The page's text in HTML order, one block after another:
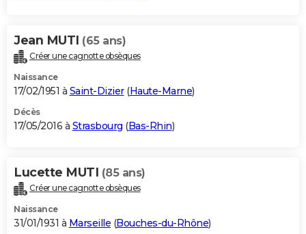
Jean MUTI (65 ans)
Créer une cagnotte obsèques
Naissance
17/02/1951 à Saint-Dizier(Haute-Marne)
Décès
17/05/2016 à Strasbourg (Bas-Rhin)
Lucette MUTI (85 ans)
Créer une cagnotte obsèques
Naissance
31/01/1931 à Marseille (Bouches-du-Rhône)